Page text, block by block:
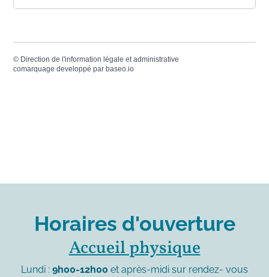
© Direction de l'information légale et administrative
comarquage developpé par baseo.io
Horaires d'ouverture
Accueil physique
Lundi : 9h00-12h00 et après-midi sur rendez- vous